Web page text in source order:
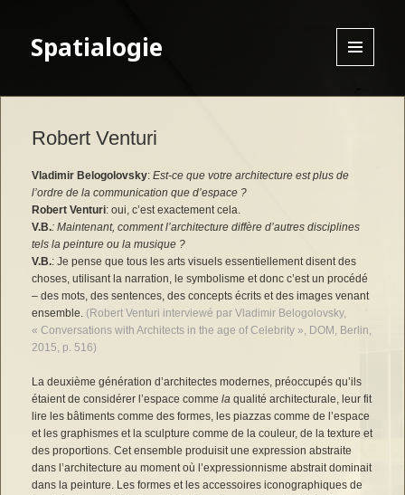
Spatialogie
Robert Venturi
Vladimir Belogolovsky: Est-ce que votre architecture est plus de
l’ordre de la communication que d’espace ?
Robert Venturi: oui, c’est exactement cela.
V.B.: Maintenant, comment l’architecture diffère d’autres disciplines
tels la peinture ou la musique ?
V.B.: Je pense que tous les arts visuels essentiellement disent des
choses, utilisant la narration, le symbolisme et donc c’est un procédé
– des mots, des sentences, des concepts écrits et des images venant
ensemble. (Robert Venturi interviewé par Vladimir Belogolovsky,
« Conversations with Architects in the age of Celebrity », DOM, Berlin,
2015, p. 516)
La deuxième génération d’architectes modernes, préoccupés qu’ils
étaient de considérer l’espace commela qualité architecturale, leur fit
lire les bâtiments comme des formes, les piazzas comme de l’espace
et les graphismes et la sculpture comme de la couleur, de la texture et
des proportions. Cet ensemble produisit une expression abstraite
dans l’architecture au moment où l’expressionnisme abstrait dominait
dans la peinture. Les formes et les accessoires iconographiques de